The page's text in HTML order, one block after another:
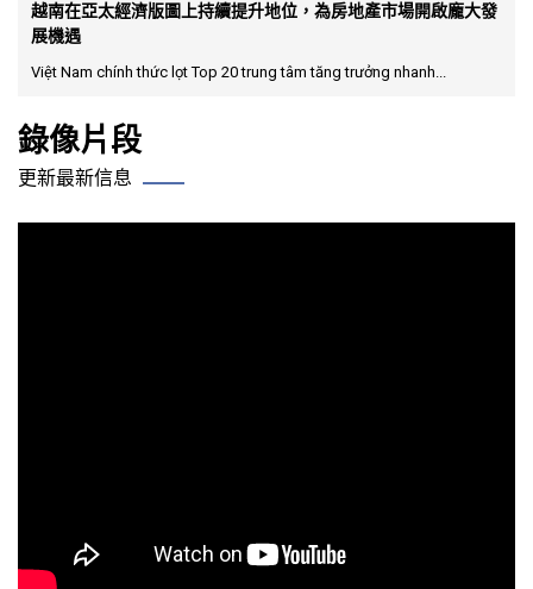
越南在亞太經濟版圖上持續提升地位，為房地產市場開啟龐大發
展機遇
Việt Nam chính thức lọt Top 20 trung tâm tăng trưởng nhanh...
錄像片段
更新最新信息